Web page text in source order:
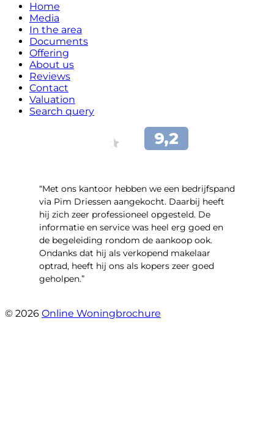
Home
Media
In the area
Documents
Offering
About us
Reviews
Contact
Valuation
Search query
“Met ons kantoor hebben we een bedrijfspand
via Pim Driessen aangekocht. Daarbij heeft
hij zich zeer professioneel opgesteld. De
informatie en service was heel erg goed en
de begeleiding rondom de aankoop ook.
Ondanks dat hij als verkopend makelaar
optrad, heeft hij ons als kopers zeer goed
geholpen.”
© 2026 Online Woningbrochure